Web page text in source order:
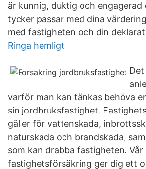
är kunnig, duktig och engagerad
tycker passar med dina
med fastigheten och din
Ringa hemligt
varför man kan tänkas behöva
sin jordbruksfastighet.
gäller för vattenskada,
naturskada och brandskada,
som kan drabba fastigheten. Vår
fastighetsförsäkring ger dig ett